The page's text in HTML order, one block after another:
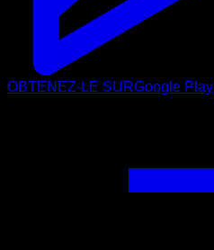
OBTENEZ-LE SURGoogle Play